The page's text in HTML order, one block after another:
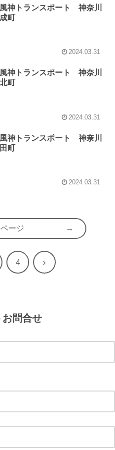
神トランスポート 神奈川
町
2024.03.31
神トランスポート 神奈川
町
2024.03.31
神トランスポート 神奈川
町
2024.03.31
ージ
4 次
問合せ